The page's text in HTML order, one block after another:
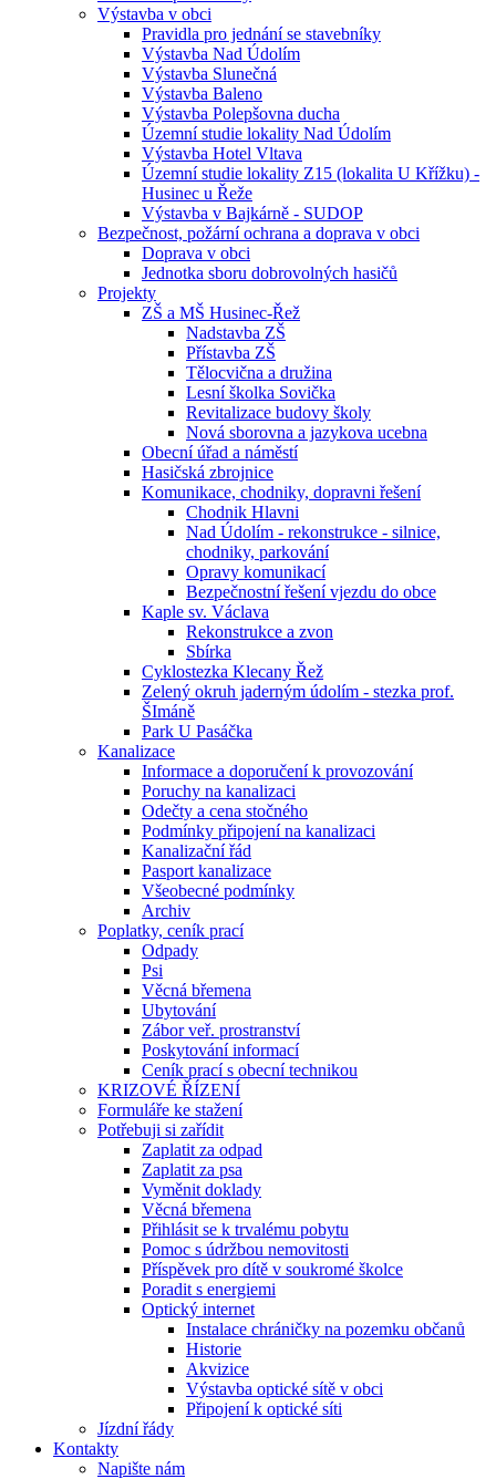
Výstavba v obci
Pravidla pro jednání se stavebníky
Výstavba Nad Údolím
Výstavba Slunečná
Výstavba Baleno
Výstavba Polepšovna ducha
Územní studie lokality Nad Údolím
Výstavba Hotel Vltava
Územní studie lokality Z15 (lokalita U Křížku) -
Husinec u Řeže
Výstavba v Bajkárně - SUDOP
Bezpečnost, požární ochrana a doprava v obci
Doprava v obci
Jednotka sboru dobrovolných hasičů
Projekty
ZŠ a MŠ Husinec-Řež
Nadstavba ZŠ
Přístavba ZŠ
Tělocvična a družina
Lesní školka Sovička
Revitalizace budovy školy
Nová sborovna a jazykova ucebna
Obecní úřad a náměstí
Hasičská zbrojnice
Komunikace, chodniky, dopravni řešení
Chodnik Hlavni
Nad Údolím - rekonstrukce - silnice,
chodniky, parkování
Opravy komunikací
Bezpečnostní řešení vjezdu do obce
Kaple sv. Václava
Rekonstrukce a zvon
Sbírka
Cyklostezka Klecany Řež
Zelený okruh jaderným údolím - stezka prof.
ŠImáně
Park U Pasáčka
Kanalizace
Informace a doporučení k provozování
Poruchy na kanalizaci
Odečty a cena stočného
Podmínky připojení na kanalizaci
Kanalizační řád
Pasport kanalizace
Všeobecné podmínky
Archiv
Poplatky, ceník prací
Odpady
Psi
Věcná břemena
Ubytování
Zábor veř. prostranství
Poskytování informací
Ceník prací s obecní technikou
KRIZOVÉ ŘÍZENÍ
Formuláře ke stažení
Potřebuji si zařídit
Zaplatit za odpad
Zaplatit za psa
Vyměnit doklady
Věcná břemena
Přihlásit se k trvalému pobytu
Pomoc s údržbou nemovitosti
Příspěvek pro dítě v soukromé školce
Poradit s energiemi
Optický internet
Instalace chráničky na pozemku občanů
Historie
Akvizice
Výstavba optické sítě v obci
Připojení k optické síti
Jízdní řády
Kontakty
Napište nám